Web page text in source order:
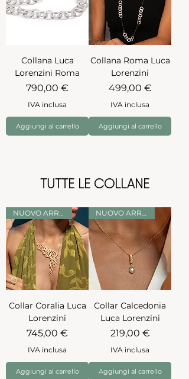
Collana Luca
Lorenzini Roma
Prezzo
790,00 €
IVA inclusa
Aggiungi al carrello
Collana Roma Luca
Lorenzini
Prezzo
499,00 €
IVA inclusa
Aggiungi al carrello
TUTTE LE COLLANE
Collar Coralia Luca
Lorenzini
Prezzo
745,00 €
IVA inclusa
Aggiungi al carrello
Collar Calcedonia
Luca Lorenzini
Prezzo
219,00 €
IVA inclusa
Aggiungi al carrello